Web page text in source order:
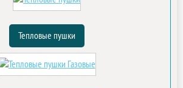
Тепловые пушки